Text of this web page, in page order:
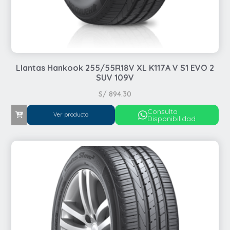
Llantas Hankook 255/55R18V XL K117A V S1 EVO 2
SUV 109V
S/ 894.30
Ver producto Consulta
Disponibilidad